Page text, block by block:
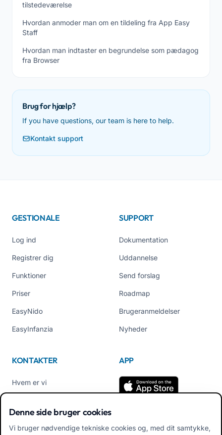
tilstedeværelse
Hvordan anmoder man om en tildeling fra App Easy
Staff
Hvordan man indtaster en begrundelse som pædagog
fra Browser
Brug for hjælp?
If you have questions, our team is here to help.
Kontakt support
GESTIONALE
Log ind
Registrer dig
Funktioner
Priser
EasyNido
EasyInfanzia
SUPPORT
Dokumentation
Uddannelse
Send forslag
Roadmap
Brugeranmeldelser
Nyheder
KONTAKTER
Hvem er vi
Tlf +39 02 84152514
APP
Download APK App til
Denne side bruger cookies
Vi bruger nødvendige tekniske cookies og, med dit samtykke,